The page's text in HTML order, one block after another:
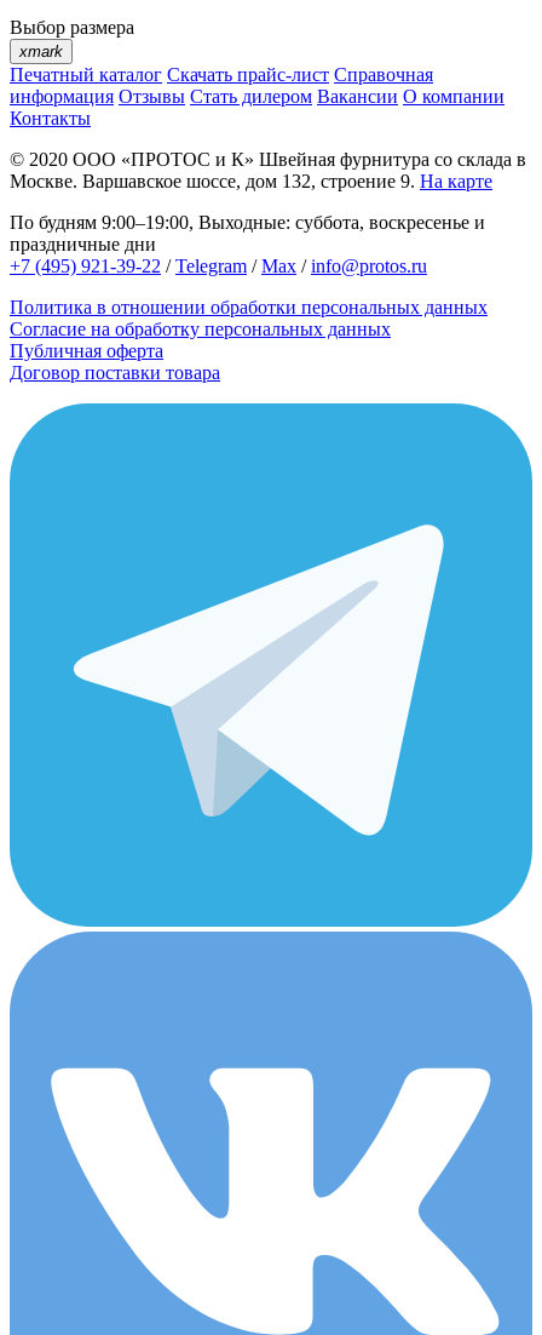
Выбор размера
xmark
Печатный каталог Скачать прайс-лист Справочная
информация Отзывы Стать дилером Вакансии О компании
Контакты
© 2020 ООО «ПРОТОС и К» Швейная фурнитура со склада в
Москве. Варшавское шоссе, дом 132, строение 9. На карте
По будням 9:00–19:00, Выходные: суббота, воскресенье и
праздничные дни
+7 (495) 921-39-22 /Telegram /Max /info@protos.ru
Политика в отношении обработки персональных данных
Согласие на обработку персональных данных
Публичная оферта
Договор поставки товара